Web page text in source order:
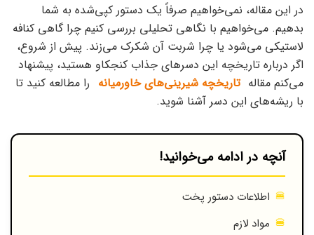
در این مقاله، نمی‌خواهیم صرفاً یک دستور کپی‌شده به شما
بدهیم. می‌خواهیم با نگاهی تحلیلی بررسی کنیم چرا گاهی کنافه
لاستیکی می‌شود یا چرا شربت آن شکرک می‌زند. پیش از شروع،
اگر درباره تاریخچه این دسرهای جذاب کنجکاو هستید، پیشنهاد
می‌کنم مقاله تاریخچه شیرینی‌های خاورمیانه را مطالعه کنید تا
با ریشه‌های این دسر آشنا شوید.
آنچه در ادامه می‌خوانید!
اطلاعات دستور پخت
مواد لازم